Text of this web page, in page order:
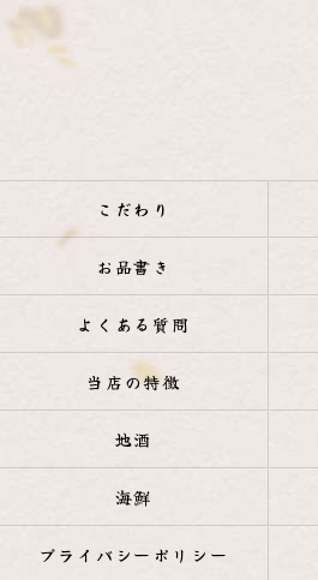
こだわり
お品書き
よくある質問
当店の特徴
地酒
海鮮
プライバシーポリシー